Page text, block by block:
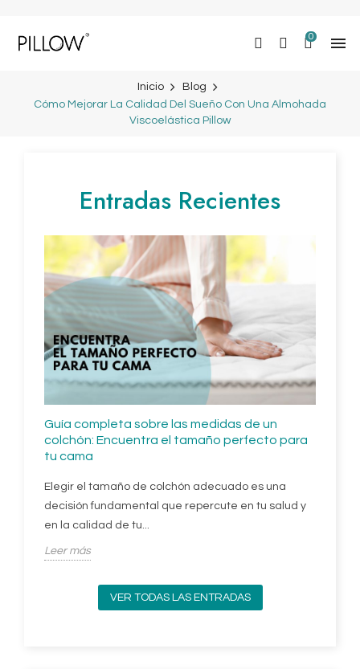
0 
Inicio
Blog
Cómo Mejorar La Calidad Del Sueño Con Una Almohada
Viscoelástica Pillow
Entradas Recientes
Guía completa sobre las medidas de un
colchón: Encuentra el tamaño perfecto para
tu cama
Elegir el tamaño de colchón adecuado es una
decisión fundamental que repercute en tu salud y
en la calidad de tu...
Leer más
VER TODAS LAS ENTRADAS